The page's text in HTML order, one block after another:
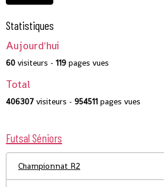
Statistiques
Aujourd'hui
60 visiteurs - 119 pages vues
Total
406307 visiteurs - 954511 pages vues
Futsal Séniors
Championnat R2